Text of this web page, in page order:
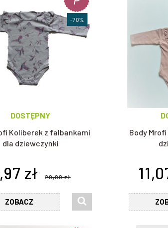
będąpajacyki z różowymi wstawkami.
już od pierwszych miesięcy życia. Śpiochy są
się sprawdzą jako
piżamka do spania dla
to doskonała alternatywa dla tradycyjnych
do każdej dziewczynki.
ale również cały wachlarz ubranek, które pozwolą
dresy,spodnie niemowlęce i wiele innych
DOSTĘPNY
Koliberek z falbankami
dla dziewczynki
zł 29,90 zł
ZOBACZ
-70%
Body